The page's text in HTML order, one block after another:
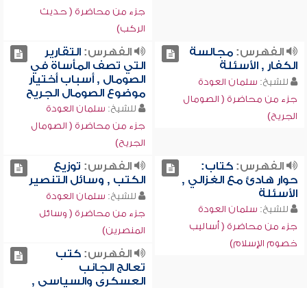
جزء من محاضرة ( حديث
الركب)
الفهرس:مجالسة
الكفار , الأسئلة
للشيخ: سلمان العودة
جزء من محاضرة ( الصومال
الجريح)
الفهرس:التقارير
التي تصف المأساة في
الصومال , أسباب أختيار
موضوع الصومال الجريح
للشيخ: سلمان العودة
جزء من محاضرة ( الصومال
الجريح)
الفهرس:كتاب:
حوار هادئ مع الغزالي ,
الأسئلة
للشيخ: سلمان العودة
جزء من محاضرة ( أساليب
خصوم الإسلام)
الفهرس: توزيع
الكتب , وسائل التنصير
للشيخ: سلمان العودة
جزء من محاضرة ( وسائل
المنصرين)
الفهرس:كتب
تعالج الجانب
العسكري والسياسي ,